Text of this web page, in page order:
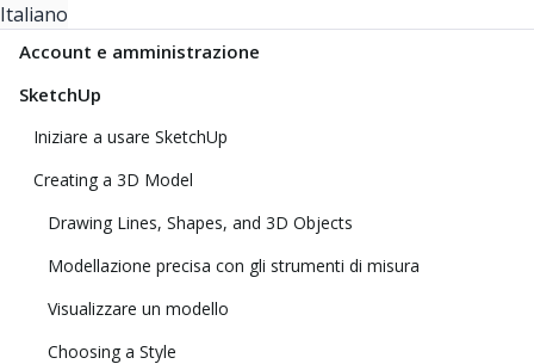
Italiano
Account e amministrazione
SketchUp
Iniziare a usare SketchUp
Creating a 3D Model
Drawing Lines, Shapes, and 3D Objects
Modellazione precisa con gli strumenti di misura
Visualizzare un modello
Choosing a Style